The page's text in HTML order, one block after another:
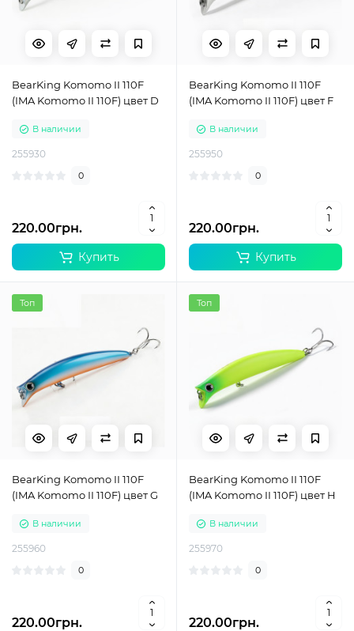
BearKing Komomo II 110F
(IMA Komomo II 110F) цвет D
В наличии
255930
0
220.00грн.
Купить
BearKing Komomo II 110F
(IMA Komomo II 110F) цвет F
В наличии
255950
0
220.00грн.
Купить
Топ
BearKing Komomo II 110F
(IMA Komomo II 110F) цвет G
В наличии
255960
0
220.00грн.
Топ
BearKing Komomo II 110F
(IMA Komomo II 110F) цвет H
В наличии
255970
0
220.00грн.